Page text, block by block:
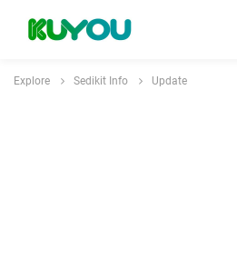
Explore Sedikit Info Update